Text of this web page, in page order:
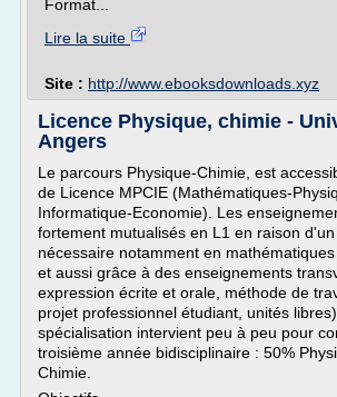
Format...
Lire la suite
Site : http://www.ebooksdownloads.xyz
Licence Physique, chimie -
Angers
Le parcours Physique-Chimie, est
de Licence MPCIE (Mathématiques-
Informatique-Economie). Les
fortement mutualisés en L1 en raison
nécessaire notamment en
et aussi grâce à des enseignements
expression écrite et orale, méthode de
projet professionnel étudiant, unités
spécialisation intervient peu à peu pour
troisième année bidisciplinaire : 50%
Chimie.